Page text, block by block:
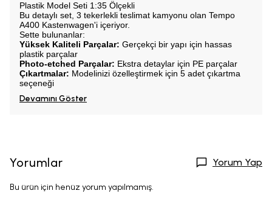
Plastik Model Seti 1:35 Ölçekli
Bu detaylı set, 3 tekerlekli teslimat kamyonu olan Tempo
A400 Kastenwagen'i içeriyor.
Sette bulunanlar:
Yüksek Kaliteli Parçalar: Gerçekçi bir yapı için hassas
plastik parçalar
Photo-etched Parçalar: Ekstra detaylar için PE parçalar
Çıkartmalar: Modelinizi özelleştirmek için 5 adet çıkartma
seçeneği
Devamını Göster
Yorumlar Yorum Yap
Bu ürün için henüz yorum yapılmamış.